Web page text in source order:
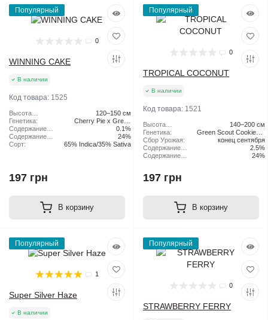
Популярный
0
WINNING CAKE
В наличии
Код товара: 1525
Высота
растения:
120–150 см
Генетика:
Cherry Pie x Green
Scout Cookies
Содержание
CBD:
0.1%
Содержание
ТГК:
24%
Сорт:
65% Indica/35% Sativa
197 грн
В корзину
Популярный
0
TROPICAL COCONUT
В наличии
Код товара: 1521
Высота
растения:
140–200 см
Генетика:
Green Scout Cookies x
Tangie
Сбор Урожая:
конец сентября
Содержание
CBD:
2.5%
Содержание
24%
197 грн
В корзину
Популярный
1
Super Silver Haze
В наличии
Популярный
0
STRAWBERRY FERRY